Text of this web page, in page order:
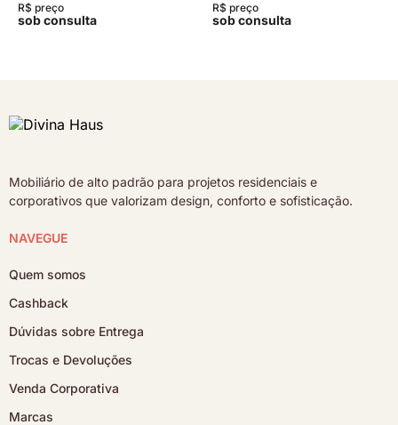
R$ preço
sob consulta
R$ preço
sob consulta
Mobiliário de alto padrão para projetos residenciais e
corporativos que valorizam design, conforto e sofisticação.
NAVEGUE
Quem somos
Cashback
Dúvidas sobre Entrega
Trocas e Devoluções
Venda Corporativa
Marcas